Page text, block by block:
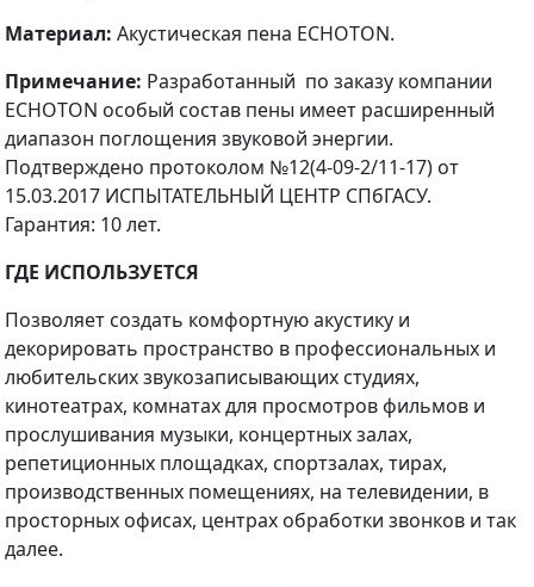
Материал: Акустическая пена ECHOTON.
Примечание: Разработанный по заказу компании
ECHOTON особый состав пены имеет расширенный
диапазон поглощения звуковой энергии.
Подтверждено протоколом №12(4-09-2/11-17) от
15.03.2017 ИСПЫТАТЕЛЬНЫЙ ЦЕНТР СПбГАСУ.
Гарантия: 10 лет.
ГДЕ ИСПОЛЬЗУЕТСЯ
Позволяет создать комфортную акустику и
декорировать пространство в профессиональных и
любительских звукозаписывающих студиях,
кинотеатрах, комнатах для просмотров фильмов и
прослушивания музыки, концертных залах,
репетиционных площадках, спортзалах, тирах,
производственных помещениях, на телевидении, в
просторных офисах, центрах обработки звонков и так
далее.